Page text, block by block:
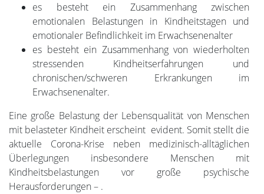
es besteht ein Zusammenhang zwischen
emotionalen Belastungen in Kindheitstagen und
emotionaler Befindlichkeit im Erwachsenenalter
es besteht ein Zusammenhang von wiederholten
stressenden Kindheitserfahrungen und
chronischen/schweren Erkrankungen im
Erwachsenenalter.
Eine große Belastung der Lebensqualität von Menschen
mit belasteter Kindheit erscheint evident. Somit stellt die
aktuelle Corona-Krise neben medizinisch-alltäglichen
Überlegungen insbesondere Menschen mit
Kindheitsbelastungen vor große psychische
Herausforderungen – .